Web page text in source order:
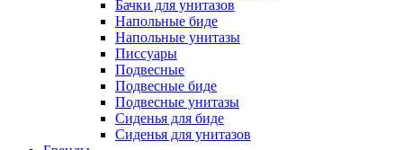
Бачки для унитазов
Напольные биде
Напольные унитазы
Писсуары
Подвесные
Подвесные биде
Подвесные унитазы
Сиденья для биде
Сиденья для унитазов